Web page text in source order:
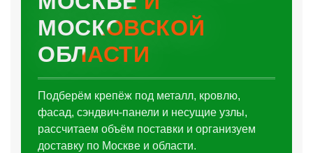
МОСКОВСКОЙ
ОБЛАСТИ
Подберём крепёж под металл, кровлю,
фасад, сэндвич-панели и несущие узлы,
рассчитаем объём поставки и организуем
доставку по Москве и области.